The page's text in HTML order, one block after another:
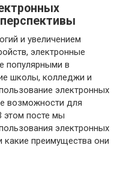
и увеличением
электронные
популярными в
школы, колледжи и
электронных
возможности для
этом посте мы
электронных
какие преимущества они